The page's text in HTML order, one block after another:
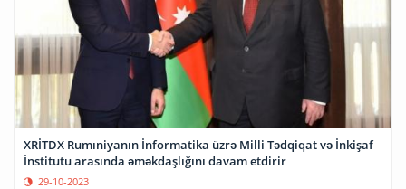
XRİTDX Rumıniyanın İnformatika üzrə Milli Tədqiqat və İnkişaf
İnstitutu arasında əməkdaşlığını davam etdirir
29-10-2023